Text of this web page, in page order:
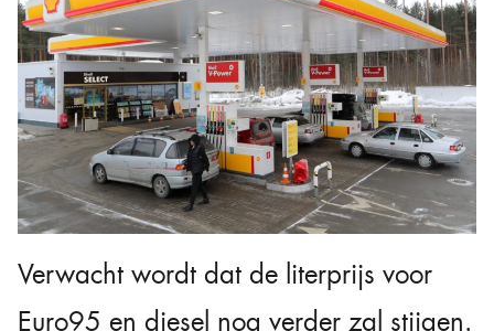
Verwacht wordt dat de literprijs voor
Euro95 en diesel nog verder zal stijgen.